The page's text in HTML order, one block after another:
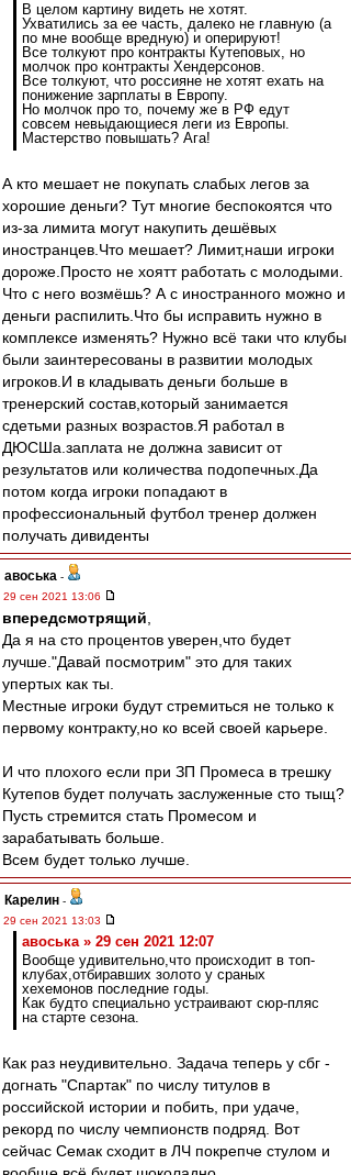
В целом картину видеть не хотят.
Ухватились за ее часть, далеко не главную (а
по мне вообще вредную) и оперируют!
Все толкуют про контракты Кутеповых, но
молчок про контракты Хендерсонов.
Все толкуют, что россияне не хотят ехать на
понижение зарплаты в Европу.
Но молчок про то, почему же в РФ едут
совсем невыдающиеся леги из Европы.
Мастерство повышать? Ага!
А кто мешает не покупать слабых легов за
хорошие деньги? Тут многие беспокоятся что
из-за лимита могут накупить дешёвых
иностранцев.Что мешает? Лимит,наши игроки
дороже.Просто не хоятт работать с молодыми.
Что с него возмёшь? А с иностранного можно и
деньги распилить.Что бы исправить нужно в
комплексе изменять? Нужно всё таки что клубы
были заинтересованы в развитии молодых
игроков.И в кладывать деньги больше в
тренерский состав,который занимается
сдетьми разных возрастов.Я работал в
ДЮСШа.заплата не должна зависит от
результатов или количества подопечных.Да
потом когда игроки попадают в
профессиональный футбол тренер должен
получать дивиденты
авоська -
29 сен 2021 13:06
впередсмотрящий
Да я на сто процентов уверен,что будет
лучше."Давай посмотрим" это для таких
упертых как ты.
Местные игроки будут стремиться не только к
первому контракту,но ко всей своей карьере.
И что плохого если при ЗП Промеса в трешку
Кутепов будет получать заслуженные сто тыщ?
Пусть стремится стать Промесом и
зарабатывать больше.
Всем будет только лучше.
Карелин -
29 сен 2021 13:03
авоська » 29 сен 2021 12:07
Вообще удивительно,что происходит в топ-
клубах,отбиравших золото у сраных
хехемонов последние годы.
Как будто специально устраивают сюр-пляс
на старте сезона.
Как раз неудивительно. Задача теперь у сбг -
догнать "Спартак" по числу титулов в
российской истории и побить, при удаче,
рекорд по числу чемпионств подряд. Вот
сейчас Семак сходит в ЛЧ покрепче стулом и